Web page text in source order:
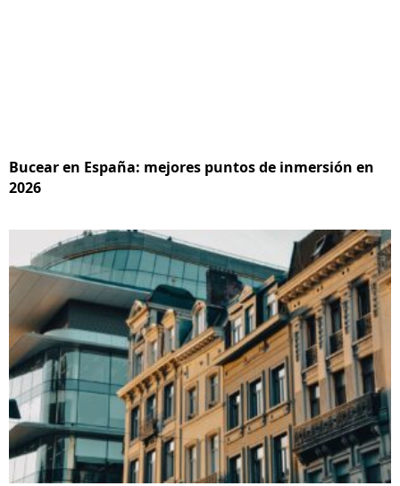
Bucear en España: mejores puntos de inmersión en
2026